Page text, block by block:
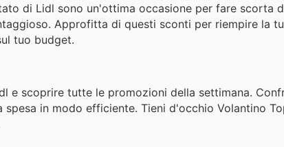
di Lidl sono un'ottima occasione per fare scorta
Approfitta di questi sconti per riempire la
tuo budget.
e scoprire tutte le promozioni della settimana.
in modo efficiente. Tieni d'occhio Volantino